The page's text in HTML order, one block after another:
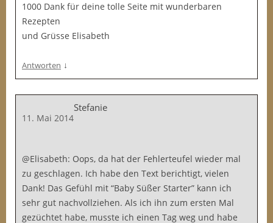
1000 Dank für deine tolle Seite mit wunderbaren
Rezepten
und Grüsse Elisabeth
Antworten ↓
Stefanie
11. Mai 2014
@Elisabeth: Oops, da hat der Fehlerteufel wieder mal
zu geschlagen. Ich habe den Text berichtigt, vielen
Dank! Das Gefühl mit “Baby Süßer Starter” kann ich
sehr gut nachvollziehen. Als ich ihn zum ersten Mal
gezüchtet habe, musste ich einen Tag weg und habe